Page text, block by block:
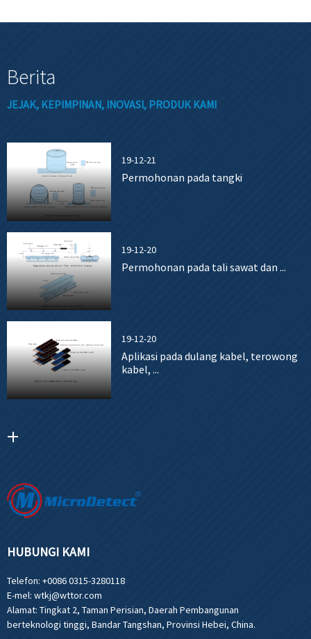
Berita
JEJAK, KEPIMPINAN, INOVASI, PRODUK KAMI
19-12-21
Permohonan pada tangki
19-12-20
Permohonan pada tali sawat dan ...
19-12-20
Aplikasi pada dulang kabel, terowong
kabel, ...
HUBUNGI KAMI
Telefon: +0086 0315-3280118
E-mel: wtkj@wttor.com
Alamat: Tingkat 2, Taman Perisian, Daerah Pembangunan
berteknologi tinggi, Bandar Tangshan, Provinsi Hebei, China.